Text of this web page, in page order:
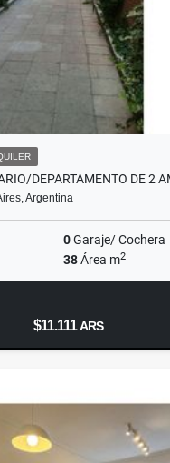
DEPARTAMENTO DE 2
Argentina
0Garaje/ Cochera
38Área m2
$11.111ARS